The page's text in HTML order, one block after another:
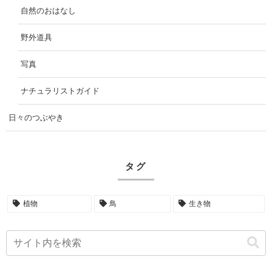
自然のおはなし
野外道具
写真
ナチュラリストガイド
日々のつぶやき
タグ
植物 鳥 生き物